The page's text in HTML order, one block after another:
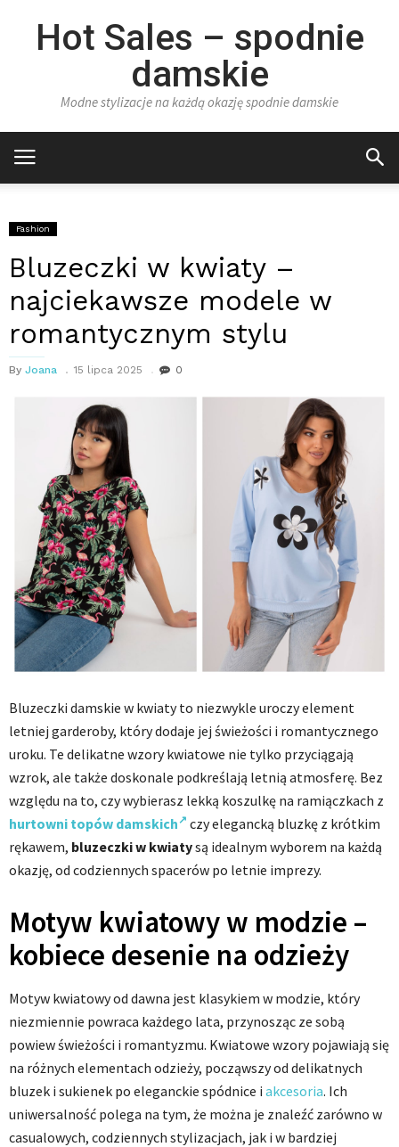
Hot Sales – spodnie
damskie
Modne stylizacje na każdą okazję spodnie damskie
Fashion
Bluzeczki w kwiaty –
najciekawsze modele w
romantycznym stylu
By Joana 15 lipca 2025 0
Bluzeczki damskie w kwiaty to niezwykle uroczy element
letniej garderoby, który dodaje jej świeżości i romantycznego
uroku. Te delikatne wzory kwiatowe nie tylko przyciągają
wzrok, ale także doskonale podkreślają letnią atmosferę. Bez
względu na to, czy wybierasz lekką koszulkę na ramiączkach z
hurtowni topów damskich
czy elegancką bluzkę z krótkim
rękawem, bluzeczki w kwiatysą idealnym wyborem na każdą
okazję, od codziennych spacerów po letnie imprezy.
Motyw kwiatowy w modzie –
kobiece desenie na odzieży
Motyw kwiatowy od dawna jest klasykiem w modzie, który
niezmiennie powraca każdego lata, przynosząc ze sobą
powiew świeżości i romantyzmu. Kwiatowe wzory pojawiają się
na różnych elementach odzieży, począwszy od delikatnych
bluzek i sukienek po eleganckie spódnice i akcesoria. Ich
uniwersalność polega na tym, że można je znaleźć zarówno w
casualowych, codziennych stylizacjach, jak i w bardziej